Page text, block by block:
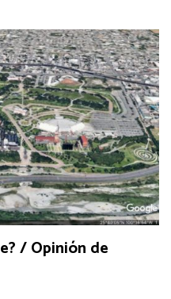
/ Opinión de